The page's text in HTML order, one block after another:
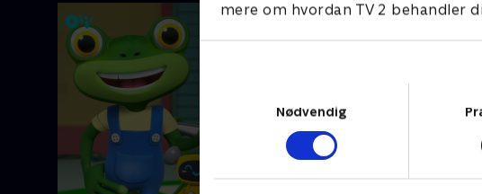
mere om hvordan TV 2 behandler
Nødvendig